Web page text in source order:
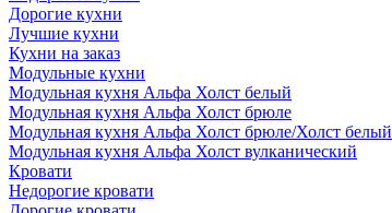
Дорогие кухни
Лучшие кухни
Кухни на заказ
Модульные кухни
Модульная кухня Альфа Холст белый
Модульная кухня Альфа Холст брюле
Модульная кухня Альфа Холст брюле/Холст белый
Модульная кухня Альфа Холст вулканический
Кровати
Недорогие кровати